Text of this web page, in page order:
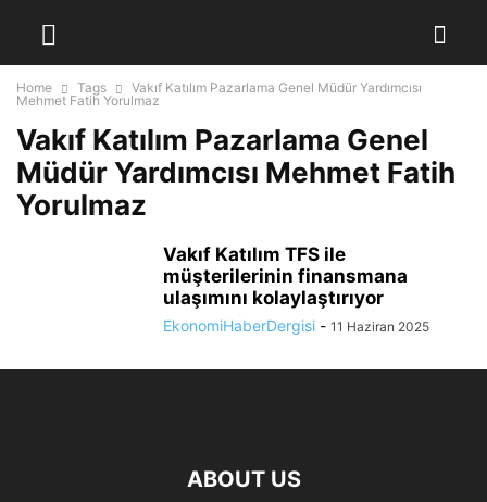
Home Tags
Vakıf Katılım Pazarlama Genel Müdür Yardımcısı
Mehmet Fatih Yorulmaz
Vakıf Katılım Pazarlama Genel
Müdür Yardımcısı Mehmet Fatih
Yorulmaz
Vakıf Katılım TFS ile
müşterilerinin finansmana
ulaşımını kolaylaştırıyor
EkonomiHaberDergisi - 11 Haziran 2025
ABOUT US